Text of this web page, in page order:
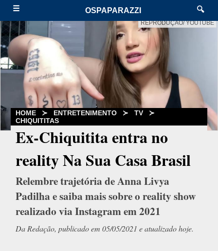
☰ OSPAPARAZZI 🔍
REPRODUÇÃO/ YOUTUBE
HOME ≻ ENTRETENIMENTO ≻ TV
≻
CHIQUITITAS
Ex-Chiquitita entra no
reality Na Sua Casa Brasil
Relembre trajetória de Anna Livya
Padilha e saiba mais sobre o reality show
realizado via Instagram em 2021
Da Redação, publicado em 05/05/2021 e atualizado hoje.